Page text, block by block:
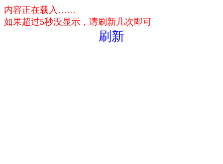
内容正在载入……
如果超过5秒没显示，请刷新几次即可
刷新